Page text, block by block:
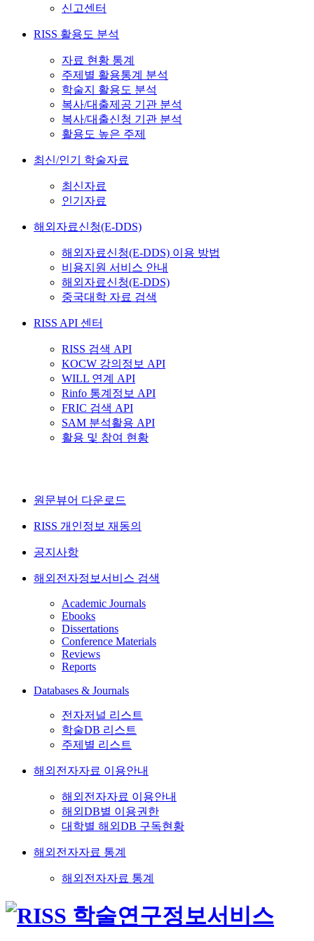
신고센터
RISS 활용도 분석
자료 현황 통계
주제별 활용통계 분석
학술지 활용도 분석
복사/대출제공 기관 분석
복사/대출신청 기관 분석
활용도 높은 주제
최신/인기 학술자료
최신자료
인기자료
해외자료신청(E-DDS)
해외자료신청(E-DDS) 이용 방법
비용지원 서비스 안내
해외자료신청(E-DDS)
중국대학 자료 검색
RISS API 센터
RISS 검색 API
KOCW 강의정보 API
WILL 연계 API
Rinfo 통계정보 API
FRIC 검색 API
SAM 분석활용 API
활용 및 참여 현황
원문뷰어 다운로드
RISS 개인정보 재동의
공지사항
해외전자정보서비스 검색
Academic Journals
Ebooks
Dissertations
Conference Materials
Reviews
Reports
Databases & Journals
전자저널 리스트
학술DB 리스트
주제별 리스트
해외전자자료 이용안내
해외전자자료 이용안내
해외DB별 이용권한
대학별 해외DB 구독현황
해외전자자료 통계
해외전자자료 통계